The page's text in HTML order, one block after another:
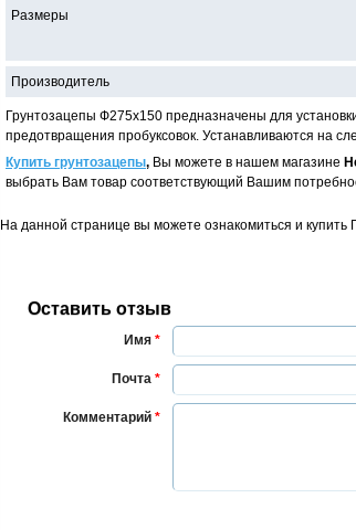
Размеры
Производитель
Грунтозацепы Ф275х150 предназначены для
предотвращения пробуксовок. Устанавливаются на
Купить грунтозацепы, Вы можете в нашем магазине
выбрать Вам товар соответствующий Вашим
На данной странице вы можете ознакомиться и
Оставить отзыв
Имя *
Почта *
Комментарий *